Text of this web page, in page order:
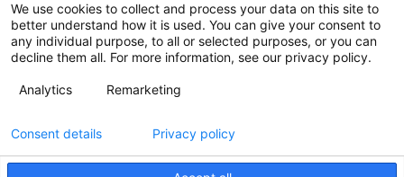
We use cookies to collect and process your data on this site to
better understand how it is used. You can give your consent to
any individual purpose, to all or selected purposes, or you can
decline them all. For more information, see our privacy policy.
Analytics Remarketing
Consent details Privacy policy